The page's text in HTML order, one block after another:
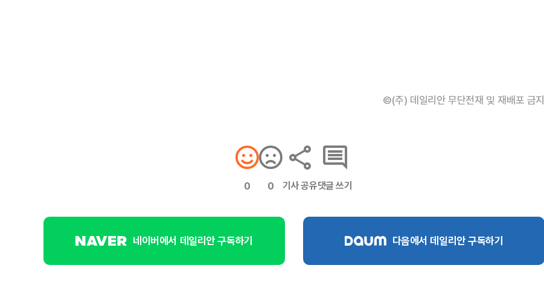
©(주) 데일리안 무단전재 및 재배포 금지
0 0 기사 공유댓글 쓰기
네이버에서 데일리안 구독하기 다음에서 데일리안 구독하기